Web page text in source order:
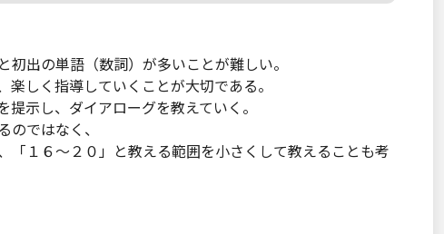
出の単語（数詞）が多いことが難しい。
しく指導していくことが大切である。
示し、ダイアローグを教えていく。
のではなく、
「１６～２０」と教える範囲を小さくして教えることも考